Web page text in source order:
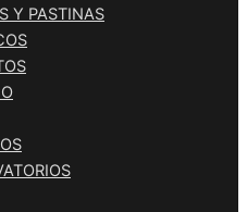
Y PASTINAS